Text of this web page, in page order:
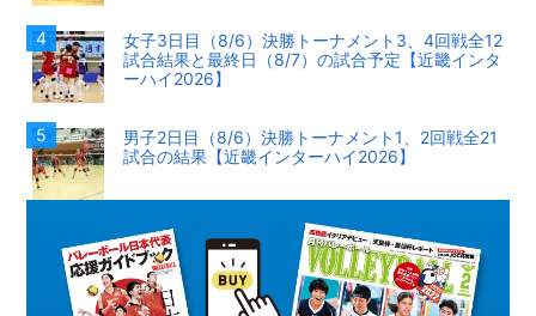
女子3日目（8/6）決勝トーナメント3、4回戦全12
試合結果と最終日（8/7）の試合予定【近畿インタ
ーハイ2026】
男子2日目（8/6）決勝トーナメント1、2回戦全21
試合の結果【近畿インターハイ2026】